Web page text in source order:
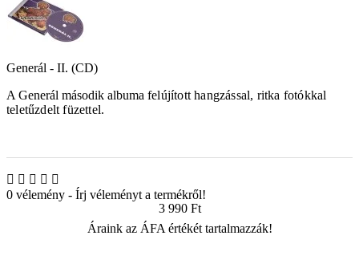
Generál - II. (CD)
A Generál második albuma felújított hangzással, ritka fotókkal
teletűzdelt füzettel.
0 vélemény - Írj véleményt a termékről!
3 990 Ft
Áraink az ÁFA értékét tartalmazzák!